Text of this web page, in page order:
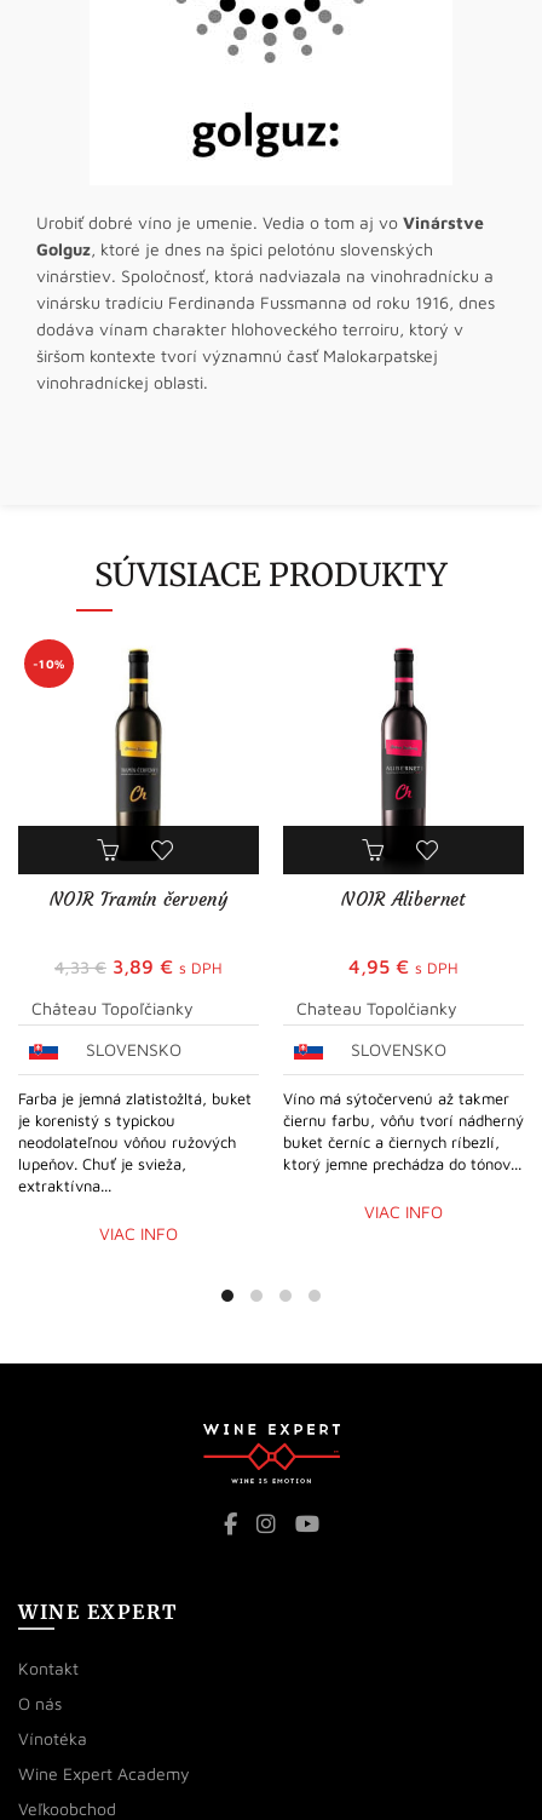
Urobiť dobré víno je umenie. Vedia o tom aj vo Vinárstve
Golguz, ktoré je dnes na špici pelotónu slovenských
vinárstiev. Spoločnosť, ktorá nadviazala na vinohradnícku a
vinársku tradíciu Ferdinanda Fussmanna od roku 1916, dnes
dodáva vínam charakter hlohoveckého terroiru, ktorý v
širšom kontexte tvorí významnú časť Malokarpatskej
vinohradníckej oblasti.
SÚVISIACE PRODUKTY
-10%
NOIR Tramín červený
4,33€ Pôvodná
bola:
4,33 €.
3,89 €Aktuálna
je:
3,89 €.
s DPH
Château Topoľčianky
SLOVENSKO
Farba je jemná zlatistožltá, buket
je korenistý s typickou
neodolateľnou vôňou ružových
lupeňov. Chuť je svieža,
extraktívna...
VIAC INFO
NOIR Alibernet
4,95 € s DPH
Chateau Topolčianky
SLOVENSKO
Víno má sýtočervenú až takmer
čiernu farbu, vôňu tvorí nádherný
buket černíc a čiernych ríbezlí,
ktorý jemne prechádza do tónov...
VIAC INFO
WINE EXPERT
Kontakt
O nás
Vínotéka
Wine Expert Academy
Veľkoobchod